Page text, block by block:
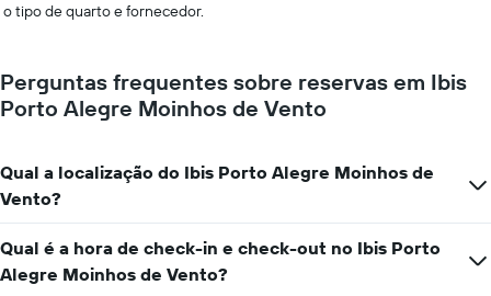
o tipo de quarto e fornecedor.
Perguntas frequentes sobre reservas em Ibis
Porto Alegre Moinhos de Vento
Qual a localização do Ibis Porto Alegre Moinhos de
Vento?
Qual é a hora de check-in e check-out no Ibis Porto
Alegre Moinhos de Vento?